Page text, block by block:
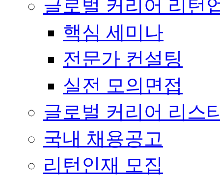
글로벌 커리어 리턴
핵심 세미나
전문가 컨설팅
실전 모의면접
글로벌 커리어 리스
국내 채용공고
리턴인재 모집